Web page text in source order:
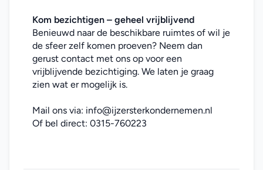
Kom bezichtigen – geheel vrijblijvend
Benieuwd naar de beschikbare ruimtes of wil je
de sfeer zelf komen proeven? Neem dan
gerust contact met ons op voor een
vrijblijvende bezichtiging. We laten je graag
zien wat er mogelijk is.
Mail ons via: info@ijzersterkondernemen.nl
Of bel direct: 0315-760223